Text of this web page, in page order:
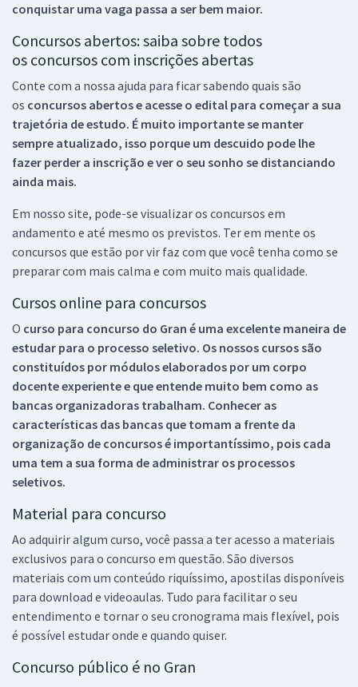
conquistar uma vaga passa a ser bem maior.
Concursos abertos: saiba sobre todos
os concursos com inscrições abertas
Conte com a nossa ajuda para ficar sabendo quais são
os concursos abertos e acesse o edital para começar a sua
trajetória de estudo. É muito importante se manter
sempre atualizado, isso porque um descuido pode lhe
fazer perder a inscrição e ver o seu sonho se distanciando
ainda mais.
Em nosso site, pode-se visualizar os concursos em
andamento e até mesmo os previstos. Ter em mente os
concursos que estão por vir faz com que você tenha como se
preparar com mais calma e com muito mais qualidade.
Cursos online para concursos
O curso para concurso do Gran é uma excelente maneira de
estudar para o processo seletivo. Os nossos cursos são
constituídos por módulos elaborados por um corpo
docente experiente e que entende muito bem como as
bancas organizadoras trabalham. Conhecer as
características das bancas que tomam a frente da
organização de concursos é importantíssimo, pois cada
uma tem a sua forma de administrar os processos
seletivos.
Material para concurso
Ao adquirir algum curso, você passa a ter acesso a materiais
exclusivos para o concurso em questão. São diversos
materiais com um conteúdo riquíssimo, apostilas disponíveis
para download e videoaulas. Tudo para facilitar o seu
entendimento e tornar o seu cronograma mais flexível, pois
é possível estudar onde e quando quiser.
Concurso público é no Gran